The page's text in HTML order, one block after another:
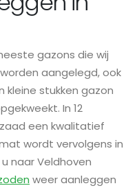
gazons die wij
aangelegd, ook
kleine stukken gazon
In 12
een kwalitatief
wordt vervolgens in
naar Veldhoven
weer aanleggen